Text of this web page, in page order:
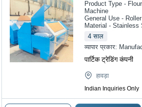
Product Type -
Machine
General Use -
Material - Stainless
4 साल
व्यापार प्रकार:
पार्टिक ट्रेडिंग कंपनी
हावड़ा
Indian Inquiries Only